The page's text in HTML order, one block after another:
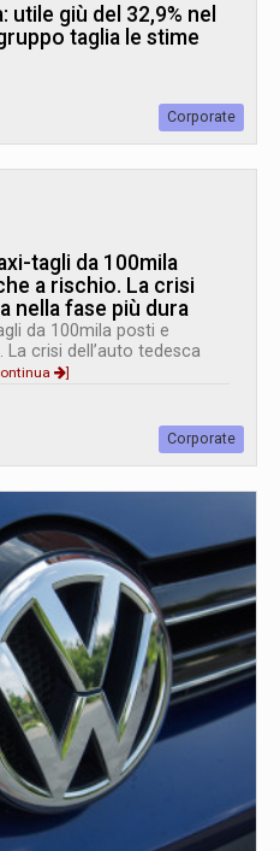
giù del 32,9% nel
taglia le stime
Corporate
tagli da 100mila
a rischio. La crisi
nella fase più dura
da 100mila posti e
crisi dell’auto tedesca
]
Corporate